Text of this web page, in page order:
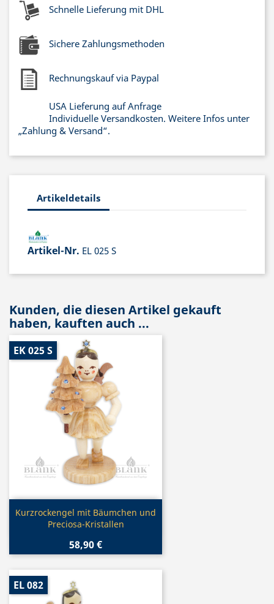
Schnelle Lieferung mit DHL
Sichere Zahlungsmethoden
Rechnungskauf via Paypal
USA Lieferung auf Anfrage
Individuelle Versandkosten. Weitere Infos unter
„Zahlung & Versand“.
Artikeldetails
Artikel-Nr. EL 025 S
Kunden, die diesen Artikel gekauft
haben, kauften auch ...
Vorschau
Kurzrockengel mit Bäumchen und
Preciosa-Kristallen
58,90 €
EK 025 S
EL 082